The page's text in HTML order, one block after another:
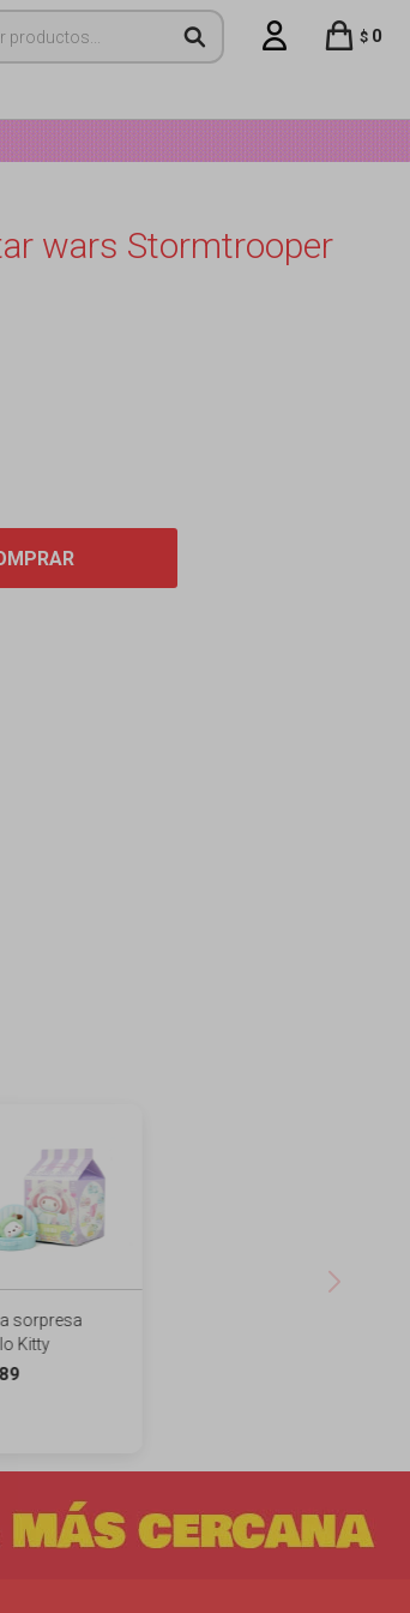
$ 0
wars Stormtrooper
sorpresa
Kitty